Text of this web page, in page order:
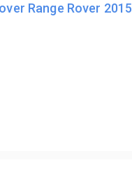
Range Rover 2015